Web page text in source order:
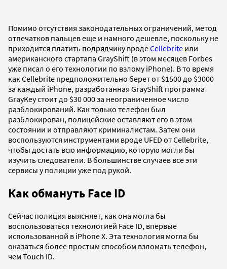
Помимо отсутствия законодательных ограничений, метод
отпечатков пальцев еще и намного дешевле, поскольку не
приходится платить подрядчику вродеCellebrite или
американского стартапа GrayShift (в этом месяцев Forbes
уже писал о его технологии по взлому iPhone). В то время
как Cellebrite предположительно берет от $1500 до $3000
за каждый iPhone, разработанная GrayShift программа
GrayKey стоит до $30 000 за неограниченное число
разблокирований. Как только телефон был
разблокирован, полицейские оставляют его в этом
состоянии и отправляют криминалистам. Затем они
воспользуются инструментами вроде UFED от Cellebrite,
чтобы достать всю информацию, которую могли бы
изучить следователи. В большинстве случаев все эти
сервисы у полиции уже под рукой.
Как обмануть Face ID
Сейчас полиция выясняет, как она могла бы
воспользоваться технологией Face ID, впервые
использованной в iPhone X. Эта технология могла бы
оказаться более простым способом взломать телефон,
чем Touch ID.